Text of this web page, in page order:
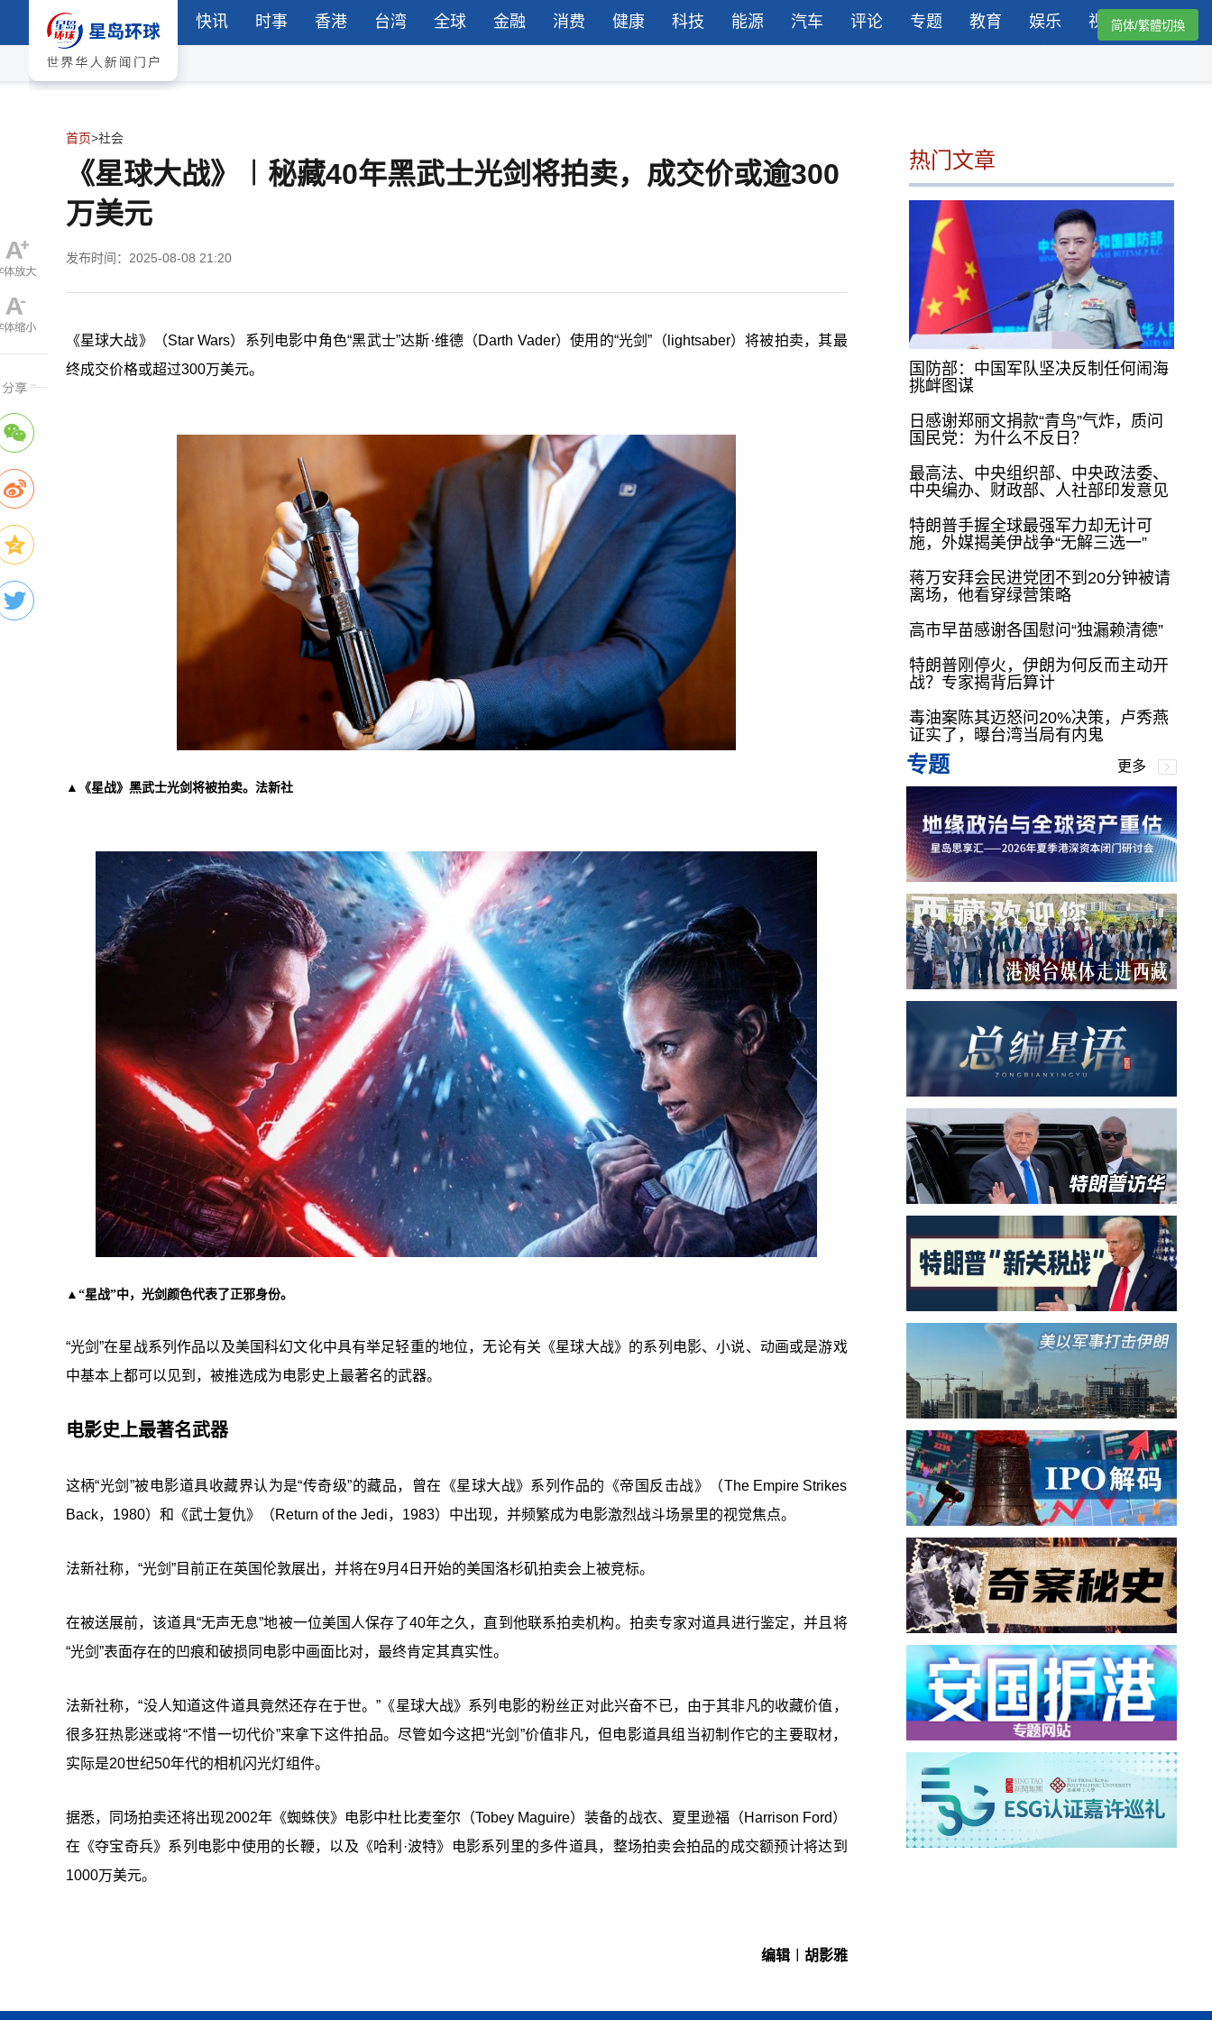
快讯 时事 香港 台湾 全球 金融 消费 健康 科技 能源 汽车 评论 专题 教育 娱乐 视频简体/繁體切換
首页>社会
《星球大战》︱秘藏40年黑武士光剑将拍卖，成交价或逾300
万美元
发布时间：2025-08-08 21:20
《星球大战》（Star Wars）系列电影中角色“黑武士”达斯·维德（Darth Vader）使用的“光剑”（lightsaber）将被拍卖，其最
终成交价格或超过300万美元。
▲《星战》黑武士光剑将被拍卖。法新社
▲“星战”中，光剑颜色代表了正邪身份。
“光剑”在星战系列作品以及美国科幻文化中具有举足轻重的地位，无论有关《星球大战》的系列电影、小说、动画或是游戏
中基本上都可以见到，被推选成为电影史上最著名的武器。
电影史上最著名武器
这柄“光剑”被电影道具收藏界认为是“传奇级”的藏品，曾在《星球大战》系列作品的《帝国反击战》（The Empire Strikes
Back，1980）和《武士复仇》（Return of the Jedi，1983）中出现，并频繁成为电影激烈战斗场景里的视觉焦点。
法新社称，“光剑”目前正在英国伦敦展出，并将在9月4日开始的美国洛杉矶拍卖会上被竞标。
在被送展前，该道具“无声无息”地被一位美国人保存了40年之久，直到他联系拍卖机构。拍卖专家对道具进行鉴定，并且将
“光剑”表面存在的凹痕和破损同电影中画面比对，最终肯定其真实性。
法新社称，“没人知道这件道具竟然还存在于世。”《星球大战》系列电影的粉丝正对此兴奋不已，由于其非凡的收藏价值，
很多狂热影迷或将“不惜一切代价”来拿下这件拍品。尽管如今这把“光剑”价值非凡，但电影道具组当初制作它的主要取材，
实际是20世纪50年代的相机闪光灯组件。
据悉，同场拍卖还将出现2002年《蜘蛛侠》电影中杜比麦奎尔（Tobey Maguire）装备的战衣、夏里逊福（Harrison Ford）
在《夺宝奇兵》系列电影中使用的长鞭，以及《哈利·波特》电影系列里的多件道具，整场拍卖会拍品的成交额预计将达到
1000万美元。
编辑︱胡影雅
热门文章
国防部：中国军队坚决反制任何闹海
挑衅图谋
日感谢郑丽文捐款“青鸟”气炸，质问
国民党：为什么不反日？
最高法、中央组织部、中央政法委、
中央编办、财政部、人社部印发意见
特朗普手握全球最强军力却无计可
施，外媒揭美伊战争“无解三选一”
蒋万安拜会民进党团不到20分钟被请
离场，他看穿绿营策略
高市早苗感谢各国慰问“独漏赖清德”
特朗普刚停火，伊朗为何反而主动开
战？专家揭背后算计
毒油案陈其迈怒问20%决策，卢秀燕
证实了，曝台湾当局有内鬼
专题 更多